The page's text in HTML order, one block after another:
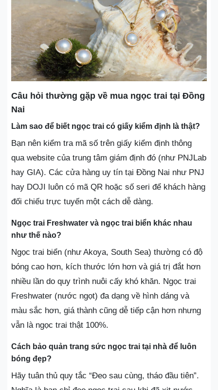
Câu hỏi thường gặp về mua ngọc trai tại Đồng
Nai
Làm sao để biết ngọc trai có giấy kiểm định là thật?
Bạn nên kiểm tra mã số trên giấy kiểm định thông
qua website của trung tâm giám định đó (như PNJLab
hay GIA). Các cửa hàng uy tín tại Đồng Nai như PNJ
hay DOJI luôn có mã QR hoặc số seri để khách hàng
đối chiếu trực tuyến một cách dễ dàng.
Ngọc trai Freshwater và ngọc trai biển khác nhau
như thế nào?
Ngọc trai biển (như Akoya, South Sea) thường có độ
bóng cao hơn, kích thước lớn hơn và giá trị đắt hơn
nhiều lần do quy trình nuôi cấy khó khăn. Ngọc trai
Freshwater (nước ngọt) đa dạng về hình dáng và
màu sắc hơn, giá thành cũng dễ tiếp cận hơn nhưng
vẫn là ngọc trai thật 100%.
Cách bảo quản trang sức ngọc trai tại nhà để luôn
bóng đẹp?
Hãy tuân thủ quy tắc “Đeo sau cùng, tháo đầu tiên”.